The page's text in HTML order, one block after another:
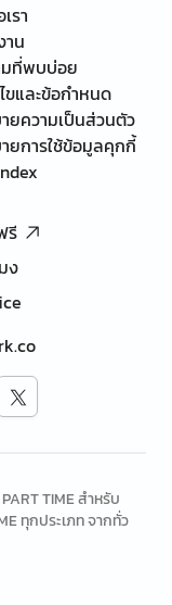
รา
าน
มที่พบบ่อย
ขและข้อกำหนด
ยความเป็นส่วนตัว
ยการใช้ข้อมูลคุกกี้
รี
ง
TIME สำหรับ
ทุกประเภท จากทั่ว